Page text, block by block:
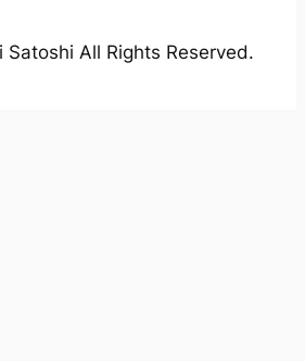
Satoshi All Rights Reserved.